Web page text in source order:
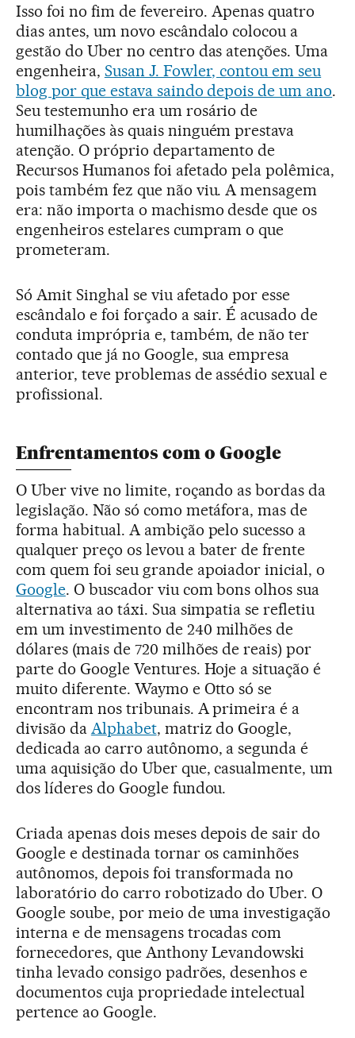
Isso foi no fim de fevereiro. Apenas quatro
dias antes, um novo escândalo colocou a
gestão do Uber no centro das atenções. Uma
engenheira, Susan J. Fowler, contou em seu
blog por que estava saindo depois de um ano.
Seu testemunho era um rosário de
humilhações às quais ninguém prestava
atenção. O próprio departamento de
Recursos Humanos foi afetado pela polêmica,
pois também fez que não viu. A mensagem
era: não importa o machismo desde que os
engenheiros estelares cumpram o que
prometeram.
Só Amit Singhal se viu afetado por esse
escândalo e foi forçado a sair. É acusado de
conduta imprópria e, também, de não ter
contado que já no Google, sua empresa
anterior, teve problemas de assédio sexual e
profissional.
Enfrentamentos com o Google
O Uber vive no limite, roçando as bordas da
legislação. Não só como metáfora, mas de
forma habitual. A ambição pelo sucesso a
qualquer preço os levou a bater de frente
com quem foi seu grande apoiador inicial, o
Google. O buscador viu com bons olhos sua
alternativa ao táxi. Sua simpatia se refletiu
em um investimento de 240 milhões de
dólares (mais de 720 milhões de reais) por
parte do Google Ventures. Hoje a situação é
muito diferente. Waymo e Otto só se
encontram nos tribunais. A primeira é a
divisão da Alphabet, matriz do Google,
dedicada ao carro autônomo, a segunda é
uma aquisição do Uber que, casualmente, um
dos líderes do Google fundou.
Criada apenas dois meses depois de sair do
Google e destinada tornar os caminhões
autônomos, depois foi transformada no
laboratório do carro robotizado do Uber. O
Google soube, por meio de uma investigação
interna e de mensagens trocadas com
fornecedores, que Anthony Levandowski
tinha levado consigo padrões, desenhos e
documentos cuja propriedade intelectual
pertence ao Google.